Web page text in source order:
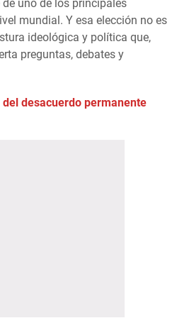
uno de los principales
mundial. Y esa elección no es
ideológica y política que,
preguntas, debates y
del desacuerdo permanente